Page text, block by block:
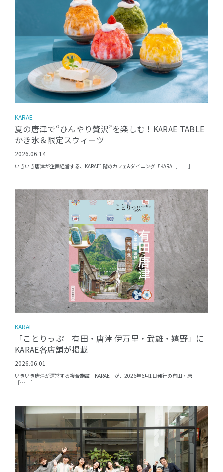
KARAE
夏の唐津で“ひんやり贅沢”を楽しむ！KARAE TABLE
かき氷＆限定スウィーツ
2026.06.14
いきいき唐津が企画経営する、KARAE1階のカフェ&ダイニング「KARA［……］
KARAE
「ことりっぷ 有田・唐津 伊万里・武雄・嬉野」に
KARAE各店舗が掲載
2026.06.01
いきいき唐津が運営する複合施設「KARAE」が、2026年6月1日発行の有田・唐
［……］